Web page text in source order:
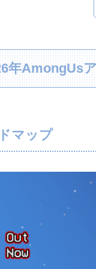
年AmongUs
マップ